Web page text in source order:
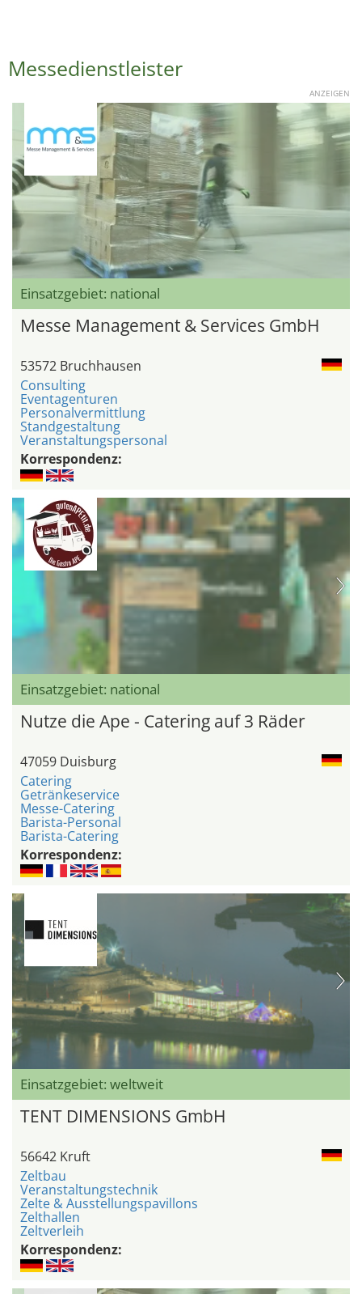
Messedienstleister
ANZEIGEN
Einsatzgebiet: national
Messe Management & Services GmbH
53572 Bruchhausen
Consulting
Eventagenturen
Personalvermittlung
Standgestaltung
Veranstaltungspersonal
Korrespondenz:
Einsatzgebiet: national
Nutze die Ape - Catering auf 3 Räder
47059 Duisburg
Catering
Getränkeservice
Messe-Catering
Barista-Personal
Barista-Catering
Korrespondenz:
Einsatzgebiet: weltweit
TENT DIMENSIONS GmbH
56642 Kruft
Zeltbau
Veranstaltungstechnik
Zelte & Ausstellungspavillons
Zelthallen
Zeltverleih
Korrespondenz: